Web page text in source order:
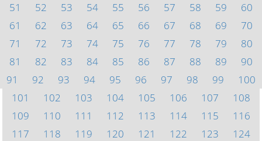
51
52 53 54 55 56 57 58 59
60
61
62 63 64 65 66 67 68 69
70
71
72 73 74 75 76 77 78 79
80
81
82 83 84 85 86 87 88 89
90
91
92 93 94 95 96 97 98 99
100
101
102 103 104 105 106 107
108
109
110 111 112 113 114 115
116
117
118 119 120 121 122 123
124